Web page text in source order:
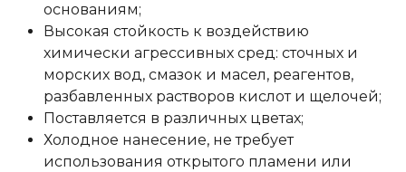
основаниям;
Высокая стойкость к воздействию
химически агрессивных сред: сточных и
морских вод, смазок и масел, реагентов,
разбавленных растворов кислот и щелочей;
Поставляется в различных цветах;
Холодное нанесение, не требует
использования открытого пламени или